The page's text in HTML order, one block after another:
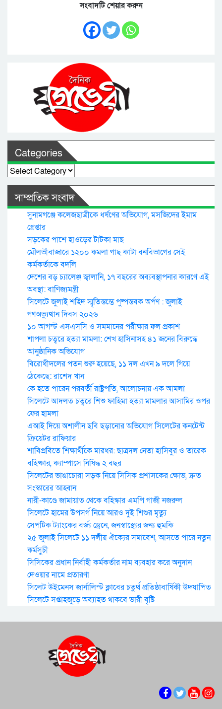
সংবাদটি শেয়ার করুন
Categories
Categories
সাম্প্রতিক সংবাদ
সুনামগঞ্জে কলেজছাত্রীকে ধর্ষণের অভিযোগ, মসজিদের ইমাম
গ্রেপ্তার
সড়কের পাশে হাওড়ের টাটকা মাছ
মৌলভীবাজারে ১২০০ কমলা গাছ কাটা বনবিভাগের সেই
কর্মকর্তাকে বদলি
দেশের বড় চ্যালেঞ্জ জ্বালানি, ১৭ বছরের অব্যবস্থাপনার কারণে এই
অবস্থা: বাণিজ্যমন্ত্রী
সিলেটে জুলাই শহিদ স্মৃতিস্তম্ভে পুষ্পস্তবক অর্পণ : জুলাই
গণঅভ্যুত্থান দিবস ২০২৬
১০ আগস্ট এসএসসি ও সমমানের পরীক্ষার ফল প্রকাশ
শাপলা চত্বরে হত্যা মামলা: শেখ হাসিনাসহ ৪১ জনের বিরুদ্ধে
আনুষ্ঠানিক অভিযোগ
বিরোধীদলের পতন শুরু হয়েছে, ১১ দল এখন ৯ দলে গিয়ে
ঠেকেছে: রাশেদ খান
কে হতে পারেন পরবর্তী রাষ্ট্রপতি, আলোচনায় এক আমলা
সিলেটে আদলত চত্বরে শিশু ফাহিমা হত্যা মামলার আসামির ওপর
ফের হামলা
এআই দিয়ে অশালীন ছবি ছড়ানোর অভিযোগ সিলেটের কনটেন্ট
ক্রিয়েটর রাফিয়ার
শাবিপ্রবিতে শিক্ষার্থীকে মারধর: ছাত্রদল নেতা হাসিবুর ও তারেক
বহিষ্কার, ক্যাম্পাসে নিষিদ্ধ ২ বছর
সিলেটের ভাঙাচোরা সড়ক নিয়ে সিসিক প্রশাসকের ক্ষোভ, দ্রুত
সংস্কারের আহ্বান
নারী-কাণ্ডে জামায়াত থেকে বহিস্কার এমপি গাজী নজরুল
সিলেটে হামের উপসর্গ নিয়ে আরও দুই শিশুর মৃত্যু
সেপটিক ট্যাংকের বর্জ্য ড্রেনে, জনস্বাস্থ্যের জন্য হুমকি
২৫ জুলাই সিলেটে ১১ দলীয় ঐক্যের সমাবেশ, আসতে পারে নতুন
কর্মসুচী
সিসিকের প্রধান নির্বাহী কর্মকর্তার নাম ব্যবহার করে অনুদান
দেওয়ার নামে প্রতারণা
সিলেট উইমেনস জার্নালিস্ট ক্লাবের চতুর্থ প্রতিষ্ঠাবার্ষিকী উদযাপিত
সিলেটে সপ্তাহজুড়ে অব্যাহত থাকবে ভারী বৃষ্টি